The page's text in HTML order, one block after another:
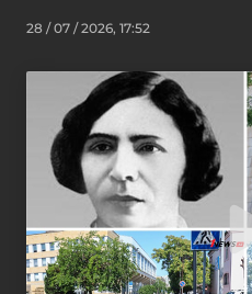
28 / 07 / 2026, 17:52